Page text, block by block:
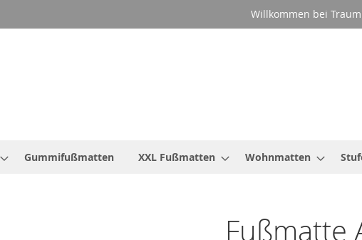
Willkommen bei
Gummifußmatten XXL Fußmatten Wohnmatten
Fußmatte